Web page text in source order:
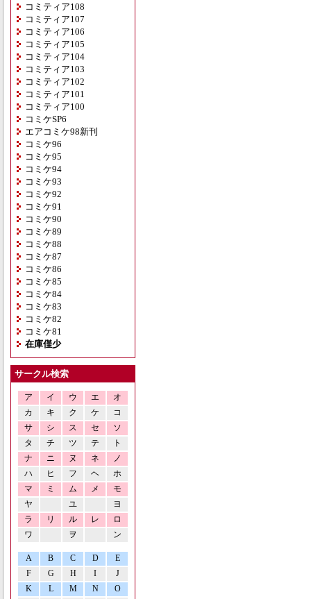
コミティア108
コミティア107
コミティア106
コミティア105
コミティア104
コミティア103
コミティア102
コミティア101
コミティア100
コミケSP6
エアコミケ98新刊
コミケ96
コミケ95
コミケ94
コミケ93
コミケ92
コミケ91
コミケ90
コミケ89
コミケ88
コミケ87
コミケ86
コミケ85
コミケ84
コミケ83
コミケ82
コミケ81
在庫僅少
サークル検索
ア イ ウ エ
オ
カ
キ ク ケ
コ
サ
シ ス セ
ソ
タ
チ ツ テ
ト
ナ
ニ ヌ ネ
ノ
ハ
ヒ フ ヘ
ホ
マ
ミ ム メ
モ
ヤ
ユ
ヨ
ラ
リ ル レ
ロ
ワ
ヲ ン
A B C D
E
F
G H I
J
K
L M N O